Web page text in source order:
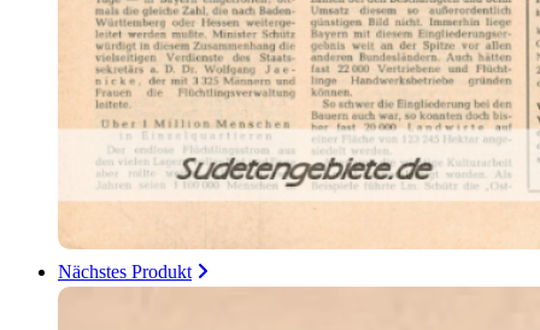
Nächstes Produkt